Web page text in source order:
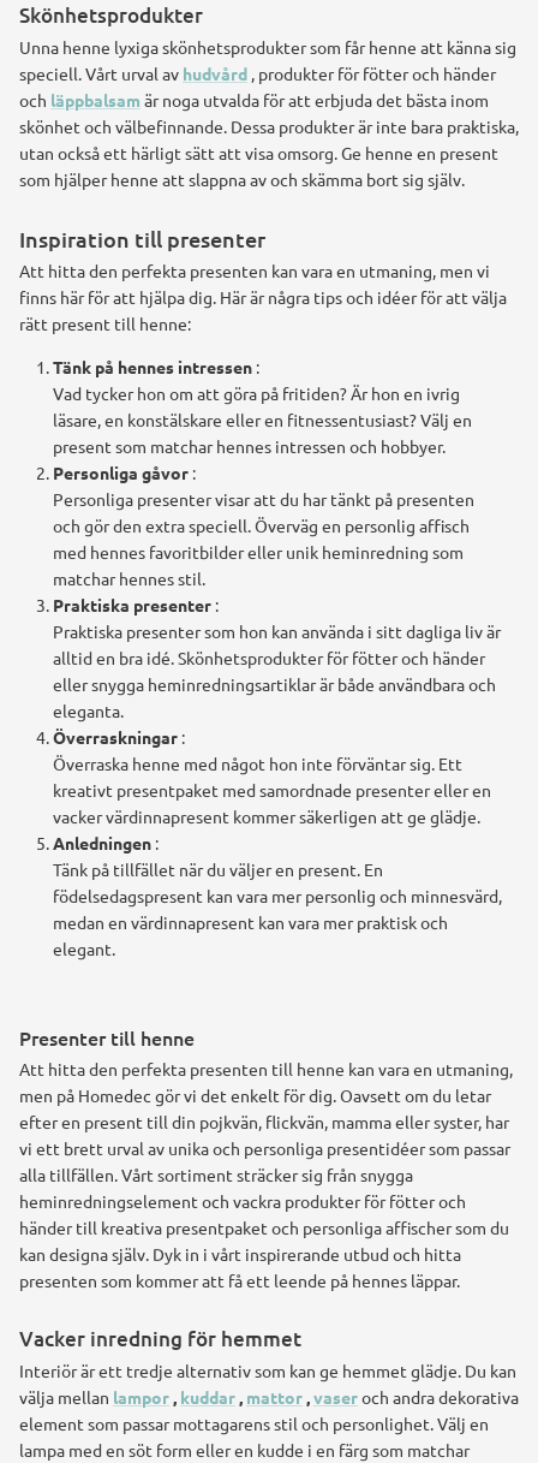
Skönhetsprodukter
Unna henne lyxiga skönhetsprodukter som får henne att känna sig
speciell. Vårt urval av hudvård , produkter för fötter och händer
och läppbalsam är noga utvalda för att erbjuda det bästa inom
skönhet och välbefinnande. Dessa produkter är inte bara praktiska,
utan också ett härligt sätt att visa omsorg. Ge henne en present
som hjälper henne att slappna av och skämma bort sig själv.
Inspiration till presenter
Att hitta den perfekta presenten kan vara en utmaning, men vi
finns här för att hjälpa dig. Här är några tips och idéer för att välja
rätt present till henne:
Tänk på hennes intressen :
Vad tycker hon om att göra på fritiden? Är hon en ivrig
läsare, en konstälskare eller en fitnessentusiast? Välj en
present som matchar hennes intressen och hobbyer.
Personliga gåvor :
Personliga presenter visar att du har tänkt på presenten
och gör den extra speciell. Överväg en personlig affisch
med hennes favoritbilder eller unik heminredning som
matchar hennes stil.
Praktiska presenter :
Praktiska presenter som hon kan använda i sitt dagliga liv är
alltid en bra idé. Skönhetsprodukter för fötter och händer
eller snygga heminredningsartiklar är både användbara och
eleganta.
Överraskningar :
Överraska henne med något hon inte förväntar sig. Ett
kreativt presentpaket med samordnade presenter eller en
vacker värdinnapresent kommer säkerligen att ge glädje.
Anledningen :
Tänk på tillfället när du väljer en present. En
födelsedagspresent kan vara mer personlig och minnesvärd,
medan en värdinnapresent kan vara mer praktisk och
elegant.
Presenter till henne
Att hitta den perfekta presenten till henne kan vara en utmaning,
men på Homedec gör vi det enkelt för dig. Oavsett om du letar
efter en present till din pojkvän, flickvän, mamma eller syster, har
vi ett brett urval av unika och personliga presentidéer som passar
alla tillfällen. Vårt sortiment sträcker sig från snygga
heminredningselement och vackra produkter för fötter och
händer till kreativa presentpaket och personliga affischer som du
kan designa själv. Dyk in i vårt inspirerande utbud och hitta
presenten som kommer att få ett leende på hennes läppar.
Vacker inredning för hemmet
Interiör är ett tredje alternativ som kan ge hemmet glädje. Du kan
välja mellan lampor, kuddar, mattor,vaseroch andra dekorativa
element som passar mottagarens stil och personlighet. Välj en
lampa med en söt form eller en kudde i en färg som matchar